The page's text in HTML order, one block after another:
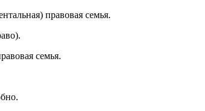
правовая семья.
семья.